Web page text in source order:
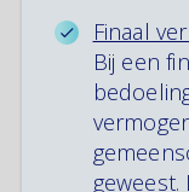
Finaal
Bij een